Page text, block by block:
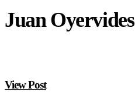
Juan Oyervides
View Post